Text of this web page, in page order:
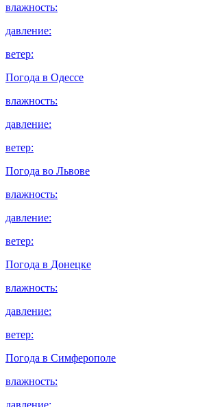
влажность:
давление:
ветер:
Погода в Одессе
влажность:
давление:
ветер:
Погода во Львове
влажность:
давление:
ветер:
Погода в Донецке
влажность:
давление:
ветер:
Погода в Симферополе
влажность:
давление: